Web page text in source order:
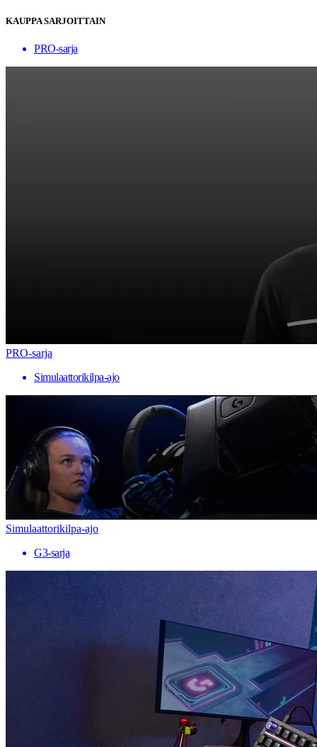
KAUPPA SARJOITTAIN
PRO-sarja
PRO-sarja
Simulaattorikilpa-ajo
Simulaattorikilpa-ajo
G3-sarja